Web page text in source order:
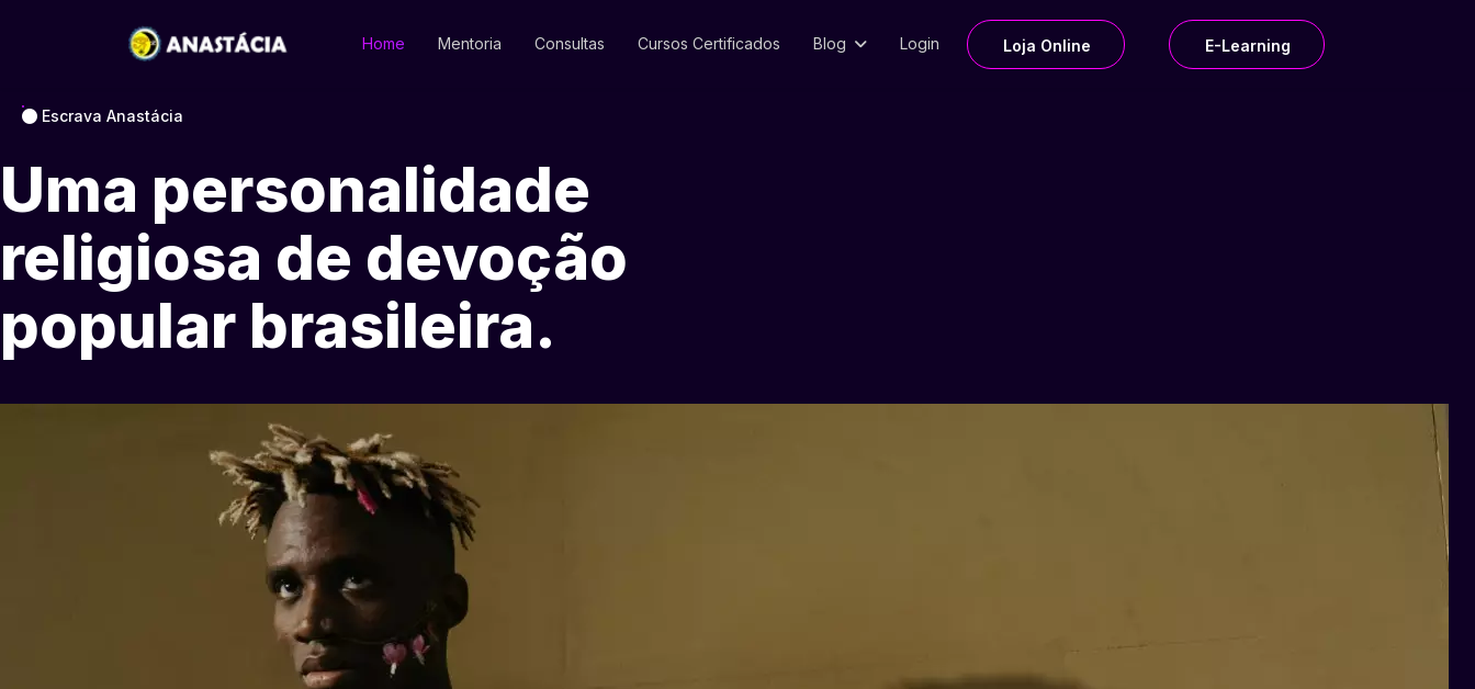
Home Mentoria Consultas Cursos Certificados Blog Login Loja Online E-Learning
Escrava Anastácia
Uma personalidade
religiosa de devoção
popular brasileira.